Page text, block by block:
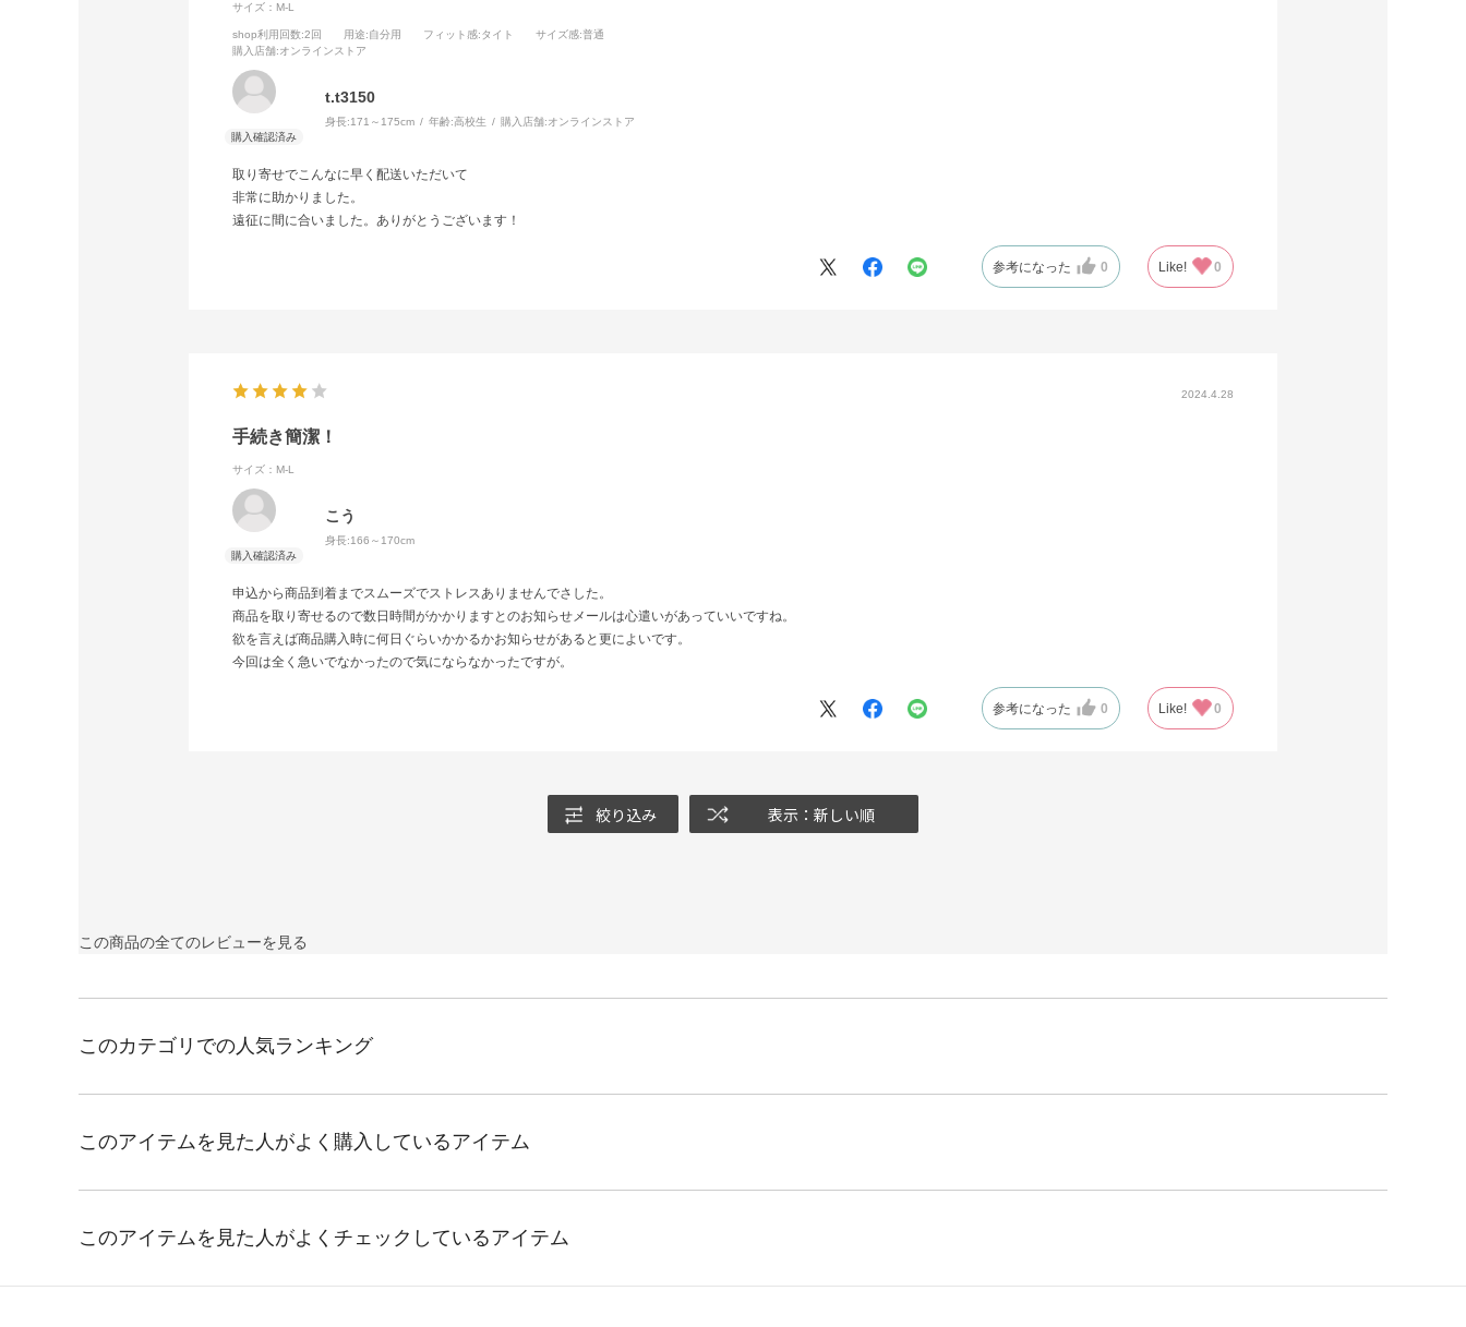
サイズ：M-L
shop利用回数:2回 用途:自分用 フィット感:タイト サイズ感:普通
購入店舗:オンラインストア
t.t3150
身長:171～175cm 年齢:高校生 購入店舗:オンラインストア
取り寄せでこんなに早く配送いただいて
非常に助かりました。
遠征に間に合いました。ありがとうございます！
参考になった 0 Like! 0
2024.4.28
手続き簡潔！
サイズ：M-L
こう
身長:166～170cm
申込から商品到着までスムーズでストレスありませんでさした。
商品を取り寄せるので数日時間がかかりますとのお知らせメールは心遣いがあっていいですね。
欲を言えば商品購入時に何日ぐらいかかるかお知らせがあると更によいです。
今回は全く急いでなかったので気にならなかったですが。
参考になった 0 Like! 0
絞り込み 表示：新しい順
この商品の全てのレビューを見る